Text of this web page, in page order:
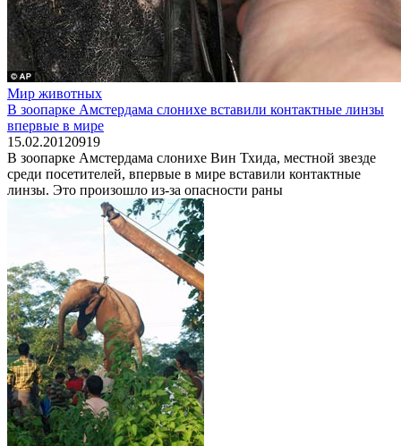
Мир животных
В зоопарке Амстердама слонихе вставили контактные линзы
впервые в мире
15.02.20120919
В зоопарке Амстердама слонихе Вин Тхида, местной звезде
среди посетителей, впервые в мире вставили контактные
линзы. Это произошло из-за опасности раны